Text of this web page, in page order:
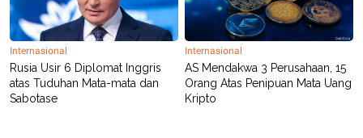
Internasional
Rusia Usir 6 Diplomat Inggris
atas Tuduhan Mata-mata dan
Sabotase
Internasional
AS Mendakwa 3 Perusahaan, 15
Orang Atas Penipuan Mata Uang
Kripto